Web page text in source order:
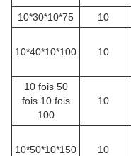
10*30*10*75
10
10*40*10*100 10
10 fois 50
fois 10 fois
100
10
10*50*10*150 10